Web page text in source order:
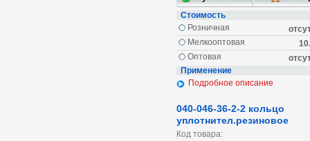
Стоимость
Розничная
Мелкооптовая
Оптовая
Применение
Подробное описание
040-046-36-2-2 кольцо
уплотнител.резиновое
Код товара: